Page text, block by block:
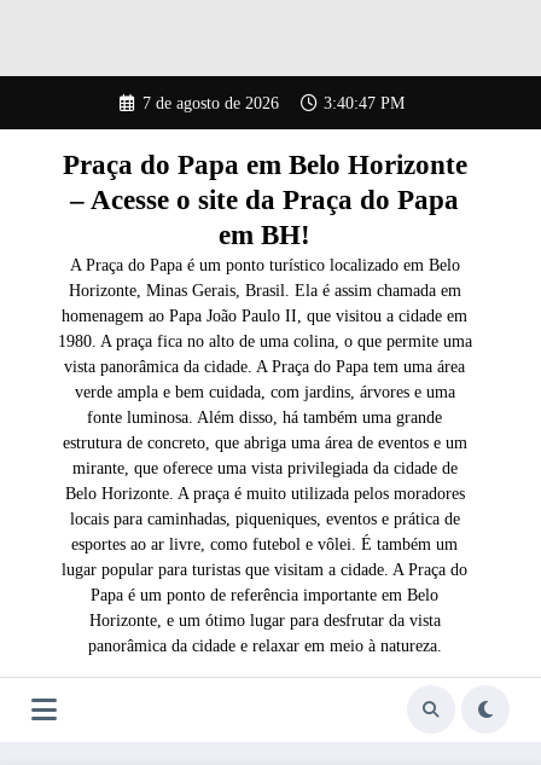
o
7 de agosto de 2026 3:40:48 PM
Praça do Papa em Belo Horizonte
– Acesse o site da Praça do Papa
em BH!
A Praça do Papa é um ponto turístico localizado em Belo
Horizonte, Minas Gerais, Brasil. Ela é assim chamada em
homenagem ao Papa João Paulo II, que visitou a cidade em
1980. A praça fica no alto de uma colina, o que permite uma
vista panorâmica da cidade. A Praça do Papa tem uma área
verde ampla e bem cuidada, com jardins, árvores e uma
fonte luminosa. Além disso, há também uma grande
estrutura de concreto, que abriga uma área de eventos e um
mirante, que oferece uma vista privilegiada da cidade de
Belo Horizonte. A praça é muito utilizada pelos moradores
locais para caminhadas, piqueniques, eventos e prática de
esportes ao ar livre, como futebol e vôlei. É também um
lugar popular para turistas que visitam a cidade. A Praça do
Papa é um ponto de referência importante em Belo
Horizonte, e um ótimo lugar para desfrutar da vista
panorâmica da cidade e relaxar em meio à natureza.